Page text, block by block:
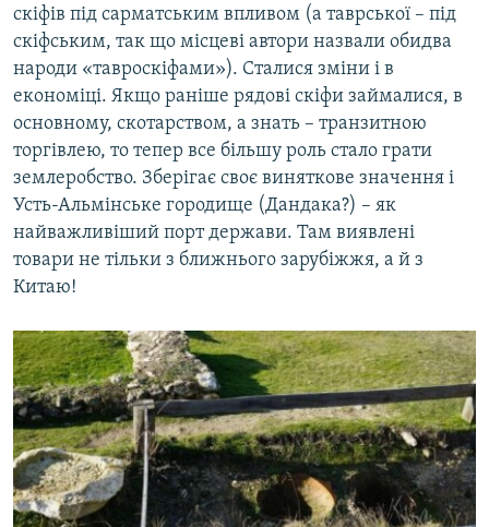
скіфів під сарматським впливом (а таврської – під
скіфським, так що місцеві автори назвали обидва
народи «тавроскіфами»). Сталися зміни і в
економіці. Якщо раніше рядові скіфи займалися, в
основному, скотарством, а знать – транзитною
торгівлею, то тепер все більшу роль стало грати
землеробство. Зберігає своє виняткове значення і
Усть-Альмінське городище (Дандака?) – як
найважливіший порт держави. Там виявлені
товари не тільки з ближнього зарубіжжя, а й з
Китаю!